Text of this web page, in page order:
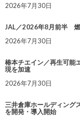
2026年7月30日
JAL／2026年8月前半 燃
2026年7月30日
椿本チエイン／再生可能
現を加速
2026年7月30日
三井倉庫ホールディング
を開発・導入開始